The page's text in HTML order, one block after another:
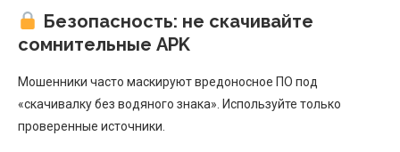
Безопасность: не скачивайте
сомнительные APK
Мошенники часто маскируют вредоносное ПО под
«скачивалку без водяного знака». Используйте только
проверенные источники.